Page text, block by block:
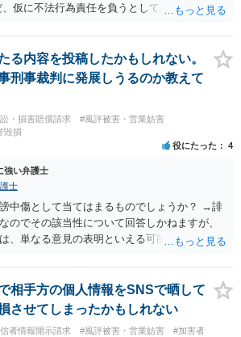
仮に不法行為責任を負うとしても、違約金を
る慰謝料は、到底被害感情を満足させられる
ん）。そのため、口外禁止条項とともに口外
～200万円程度）を定めることには、大きな意
逆に、口外禁止条項を設けると、正当な理由
者へ情報開示ができなくなります。そのた
て自らを縛られてしまうと困るようなケース
スコミ等へ公表する必要があるケース等）で
定・限定する等の工夫をすることがあります
意後もみだりに紛争情報を口外することそれ
、相手方への抑止効果として口外禁止条項を
い場合が多いと思われます（上記のとおり、
た際の違約金条項とワンセットにすることで
す）。
る内容を投稿したかもしれない。
刑事裁判に発展しうるのか教えて
・損害賠償請求
#風評被害・営業妨害
毀損
役にたった 4
強い弁護士
士
中傷として当てはまるものでしょうか？ →誹
のでその該当性について回答しかねますが、
、単なる意見の表明といえる可能性が高く、
たり、民事裁判や刑事裁判に発展しうるもの
や、名誉毀損・侮辱に該当する可能性が低い
判に発展することはあまり考えられないよう
相手方の個人情報をSNSで晒して
させてしまったかもしれない
者情報開示請求 #風評被害・営業妨害
#加害者